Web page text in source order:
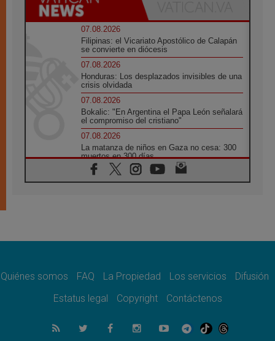
07.08.2026
Filipinas: el Vicariato Apostólico de Calapán
se convierte en diócesis
07.08.2026
Honduras: Los desplazados invisibles de una
crisis olvidada
07.08.2026
Bokalic: "En Argentina el Papa León señalará
el compromiso del cristiano"
07.08.2026
La matanza de niños en Gaza no cesa: 300
muertos en 300 días
07.08.2026
Tagle: La guerra desfigura el mundo, solo la
como misión al servicio del Evangelio
SIGNIS 2026, dar voz a las religiosas en el
espacio público
07.08.2026
Lanzan un proyecto de empoderamiento
Quiénes somos FAQ La Propiedad Los servicios
Difusión
Estatus legal
Copyright Contáctenos